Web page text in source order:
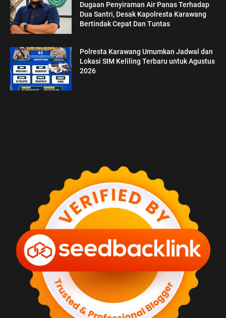
Dugaan Penyiraman Air Panas Terhadap
Dua Santri, Desak Kapolresta Karawang
Bertindak Cepat Dan Tuntas
Polresta Karawang Umumkan Jadwal dan
Lokasi SIM Keliling Terbaru untuk Agustus
2026